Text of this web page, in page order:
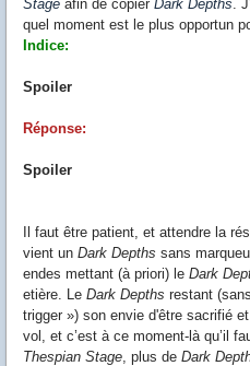
Stage afin de copier Dark Depths.
quel moment est le plus opportun
Indice:
Spoiler
Réponse:
Spoiler
Il faut être patient, et attendre la
vient un Dark Depths sans
endes mettant (à priori) le Dark
etière. Le Dark Depths restant
trigger ») son envie d'être sacrifié
vol, et c’est à ce moment-là qu’il
Thespian Stage, plus de Dark